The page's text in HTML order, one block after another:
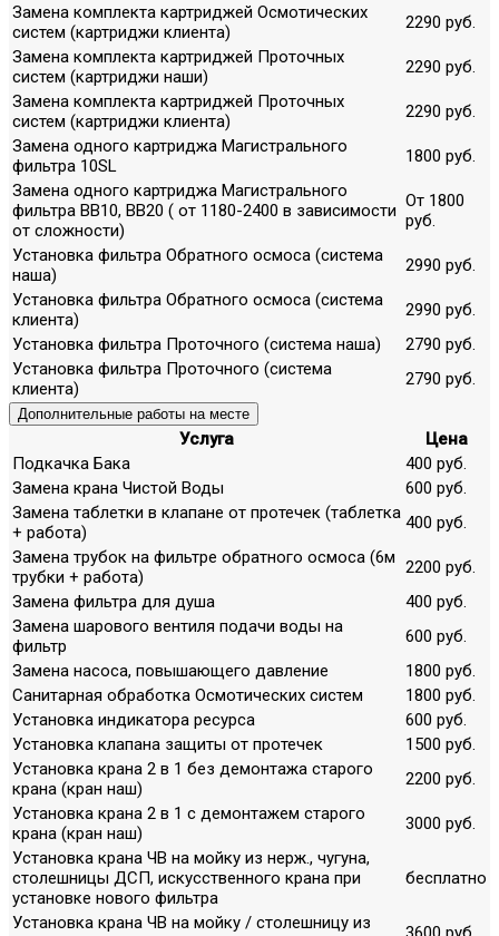
Замена комплекта картриджей Осмотических
систем (картриджи клиента)
2290 руб.
Замена комплекта картриджей Проточных
систем (картриджи наши)
2290 руб.
Замена комплекта картриджей Проточных
систем (картриджи клиента)
2290 руб.
Замена одного картриджа Магистрального
фильтра 10SL
1800 руб.
Замена одного картриджа Магистрального
фильтра ВВ10, ВВ20 ( от 1180-2400 в зависимости
от сложности)
От 1800
руб.
Установка фильтра Обратного осмоса (система
наша)
2990 руб.
Установка фильтра Обратного осмоса (система
клиента)
2990 руб.
Установка фильтра Проточного (система наша)
2790 руб.
Установка фильтра Проточного (система
клиента)
2790 руб.
Дополнительные работы на месте
Услуга
Цена
Подкачка Бака
400 руб.
Замена крана Чистой Воды
600 руб.
Замена таблетки в клапане от протечек (таблетка
+ работа)
400 руб.
Замена трубок на фильтре обратного осмоса (6м
трубки + работа)
2200 руб.
Замена фильтра для душа
400 руб.
Замена шарового вентиля подачи воды на
фильтр
600 руб.
Замена насоса, повышающего давление
1800 руб.
Санитарная обработка Осмотических систем
1800 руб.
Установка индикатора ресурса
600 руб.
Установка клапана защиты от протечек
1500 руб.
Установка крана 2 в 1 без демонтажа старого
крана (кран наш)
2200 руб.
Установка крана 2 в 1 с демонтажем старого
крана (кран наш)
3000 руб.
Установка крана ЧВ на мойку из нерж., чугуна,
столешницы ДСП, искусственного крана при
установке нового фильтра
бесплатно
Установка крана ЧВ на мойку / столешницу из